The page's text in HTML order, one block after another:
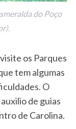
do Poço
os Parques
tem algumas
O
de guias
de Carolina.